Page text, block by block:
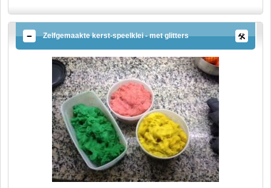
Zelfgemaakte kerst-speelklei - met glitters